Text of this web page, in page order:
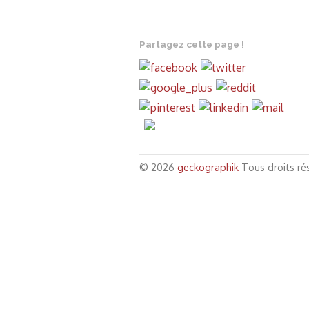
Partagez cette page !
© 2026 geckographik Tous droits